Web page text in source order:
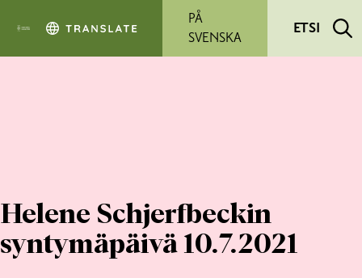
PÅ
SVENSKA
ETSI
Helene Schjerfbeckin
syntymäpäivä 10.7.2021